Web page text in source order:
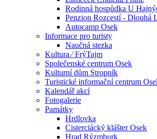
Rodinná hospůdka U
Penzion Rozcestí - Dlouhá
Autocamp Osek
Informace pro turisty
Naučná stezka
Kultura ⁄ FrýTajm
Společenské centrum Osek
Kulturní dům Stropník
Turistické informační centrum
Kalendář akcí
Fotogalerie
Památky
Hrdlovka
Cisterciácký klášter Osek
Hrad Rýzmburk